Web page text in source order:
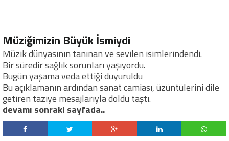
Müziğimizin Büyük İsmiydi
Müzik dünyasının tanınan ve sevilen isimlerindendi.
Bir süredir sağlık sorunları yaşıyordu.
Bugün yaşama veda ettiği duyuruldu
Bu açıklamanın ardından sanat camiası, üzüntülerini dile
getiren taziye mesajlarıyla doldu taştı.
devamı sonraki sayfada..